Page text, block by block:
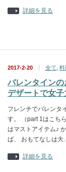
詳細を見る
2017-2-20 全て 料
バレンタイン
デザートで女子
フレンチでバレンタ
す。 （part 1はこち
はマストアイテム♪
ば、 おもてなしは
詳細を見る